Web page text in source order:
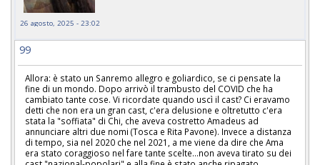
26 agosto, 2025 - 23:02
99
Allora: è stato un Sanremo allegro e goliardico, se ci pensate la
fine di un mondo. Dopo arrivò il trambusto del COVID che ha
cambiato tante cose. Vi ricordate quando uscì il cast? Ci eravamo
detti che non era un gran cast, c'era delusione e oltretutto c'era
stata la "soffiata" di Chi, che aveva costretto Amadeus ad
annunciare altri due nomi (Tosca e Rita Pavone). Invece a distanza
di tempo, sia nel 2020 che nel 2021, a me viene da dire che Ama
era stato coraggioso nel fare tante scelte...non aveva tirato su dei